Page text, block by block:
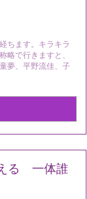
ちます。キラキラ
略で行きますと、
夢、平野流佳、子
る 一体誰